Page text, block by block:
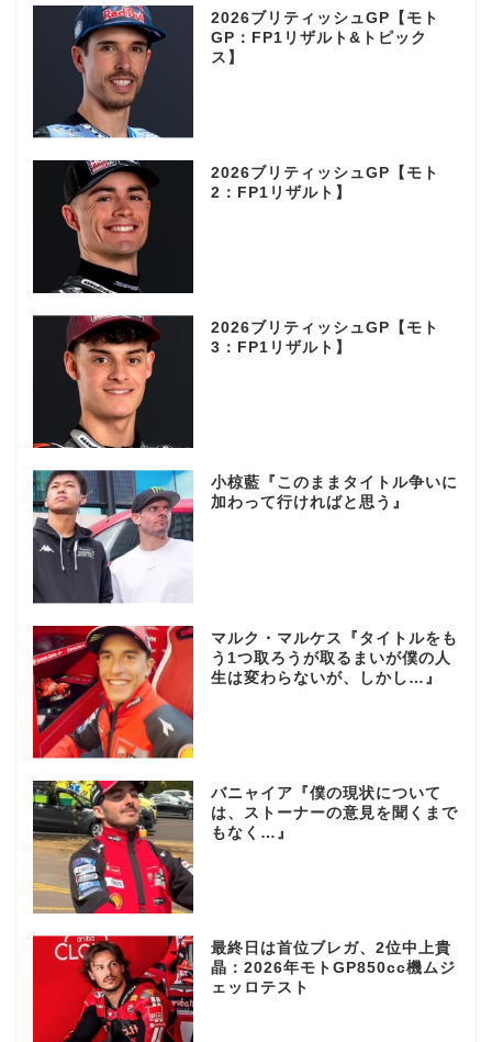
2026ブリティッシュGP【モト
GP：FP1リザルト&トピック
ス】
2026ブリティッシュGP【モト
2：FP1リザルト】
2026ブリティッシュGP【モト
3：FP1リザルト】
小椋藍『このままタイトル争いに
加わって行ければと思う』
マルク・マルケス『タイトルをも
う1つ取ろうが取るまいが僕の人
生は変わらないが、しかし…』
バニャイア『僕の現状について
は、ストーナーの意見を聞くまで
もなく…』
最終日は首位ブレガ、2位中上貴
晶：2026年モトGP850cc機ムジ
ェッロテスト